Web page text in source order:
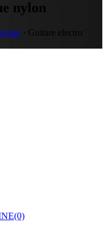
nylon
› Guitare electro
(0)